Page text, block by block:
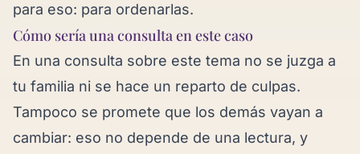
para eso: para ordenarlas.
Cómo sería una consulta en este caso
En una consulta sobre este tema no se juzga a
tu familia ni se hace un reparto de culpas.
Tampoco se promete que los demás vayan a
cambiar: eso no depende de una lectura, y